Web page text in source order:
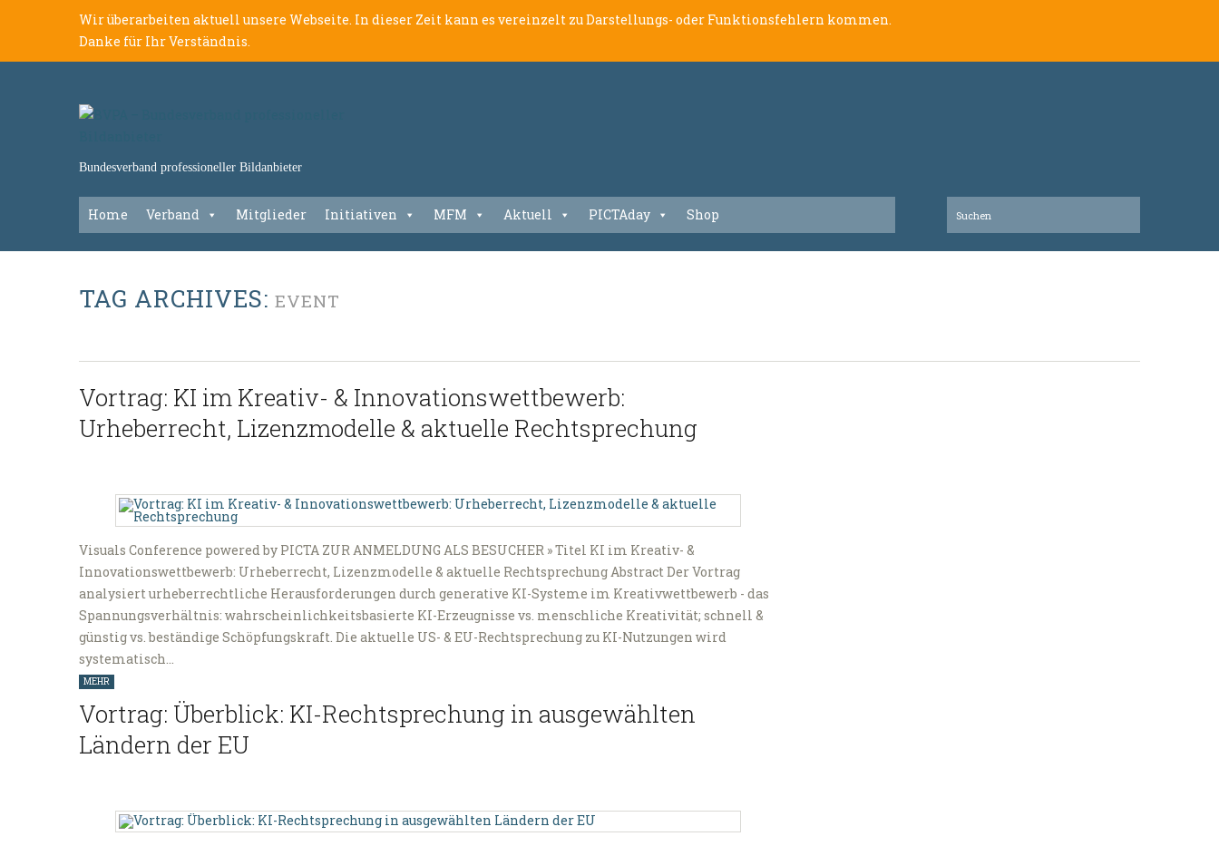
Wir überarbeiten aktuell unsere Webseite. In dieser Zeit kann es vereinzelt zu Darstellungs- oder Funktionsfehlern kommen.
Danke für Ihr Verständnis.
Bundesverband professioneller Bildanbieter
Home Verband Mitglieder Initiativen MFM Aktuell PICTAday Shop
TAG ARCHIVES: EVENT
Vortrag: KI im Kreativ- & Innovationswettbewerb:
Urheberrecht, Lizenzmodelle & aktuelle Rechtsprechung
Visuals Conference powered by PICTA ZUR ANMELDUNG ALS BESUCHER » Titel KI im Kreativ- &
Innovationswettbewerb: Urheberrecht, Lizenzmodelle & aktuelle Rechtsprechung Abstract Der Vortrag
analysiert urheberrechtliche Herausforderungen durch generative KI-Systeme im Kreativwettbewerb - das
Spannungsverhältnis: wahrscheinlichkeitsbasierte KI-Erzeugnisse vs. menschliche Kreativität; schnell &
günstig vs. beständige Schöpfungskraft. Die aktuelle US- & EU-Rechtsprechung zu KI-Nutzungen wird
systematisch…
MEHR
Vortrag: Überblick: KI-Rechtsprechung in ausgewählten
Ländern der EU